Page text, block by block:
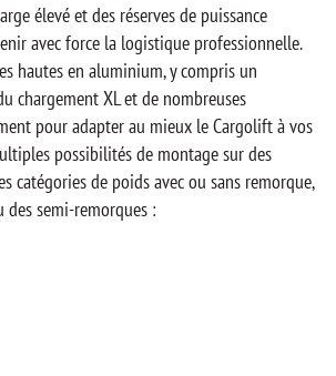
élevé et des réserves de puissance
avec force la logistique professionnelle.
hautes en aluminium, y compris un
chargement XL et de nombreuses
pour adapter au mieux le Cargolift à vos
possibilités de montage sur des
catégories de poids avec ou sans remorque,
des semi-remorques :